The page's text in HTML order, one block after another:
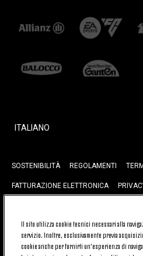
ITALIANO
SOSTENIBILITÀ REGOLAMENTI
FATTURAZIONE ELETTRONICA
TORNA SU
Il sito utilizza cookie tecnici necessari alla
servizio. Inoltre, esclusivamente previa
cookie anche per fornirti un’esperienza di